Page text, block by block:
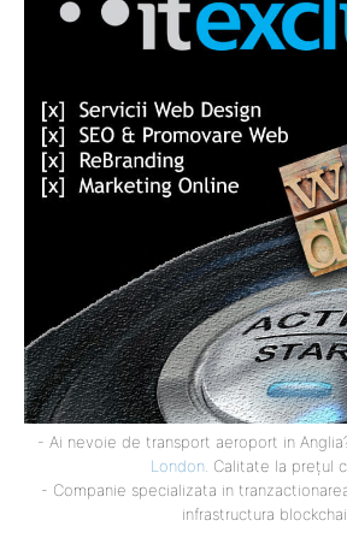
- Ai nevoie de transport aeroport in
London. Calitate la prețul
- Companie specializata in
infrastructura